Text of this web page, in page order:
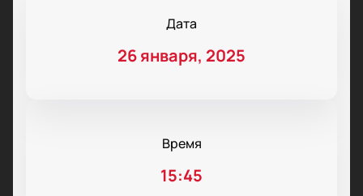
Дата
26 января, 2025
Время
15:45